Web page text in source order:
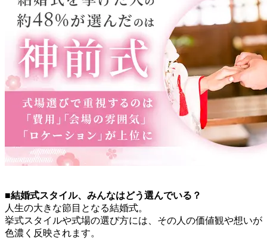
■結婚式スタイル、みんなはどう選んでいる？
人生の大きな節目となる結婚式。
挙式スタイルや式場の選び方には、その人の価値観や想いが
色濃く反映されます。